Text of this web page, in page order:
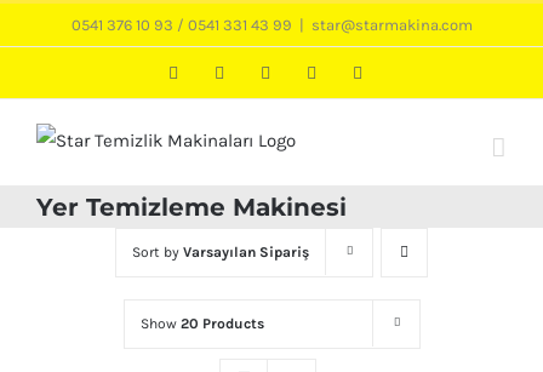
to
0541 376 10 93 / 0541 331 43 99 star@starmakina.com
LinkedInInstagramTwitter Facebook
Yer Temizleme Makinesi
Sort by Varsayılan Sipariş
Show 20 Products